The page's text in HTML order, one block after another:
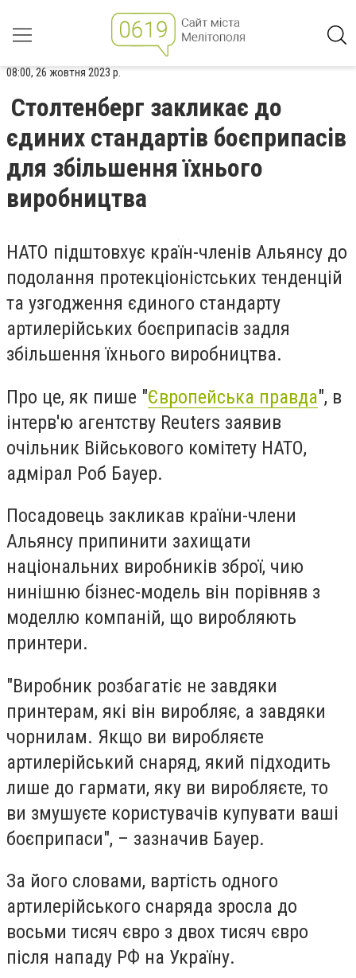
08:00, 26 жовтня 2023 р.
Столтенберг закликає до
єдиних стандартів боєприпасів
для збільшення їхнього
виробництва
НАТО підштовхує країн-членів Альянсу до
подолання протекціоністських тенденцій
та узгодження єдиного стандарту
артилерійських боєприпасів задля
збільшення їхнього виробництва.
Про це, як пише "Європейська правда", в
інтерв'ю агентству Reuters заявив
очільник Військового комітету НАТО,
адмірал Роб Бауер.
Посадовець закликав країни-члени
Альянсу припинити захищати
національних виробників зброї, чию
нинішню бізнес-модель він порівняв з
моделлю компаній, що виробляють
принтери.
"Виробник розбагатіє не завдяки
принтерам, які він виробляє, а завдяки
чорнилам. Якщо ви виробляєте
артилерійський снаряд, який підходить
лише до гармати, яку ви виробляєте, то
ви змушуєте користувачів купувати ваші
боєприпаси", – зазначив Бауер.
За його словами, вартість одного
артилерійського снаряда зросла до
восьми тисяч євро з двох тисяч євро
після нападу РФ на Україну.